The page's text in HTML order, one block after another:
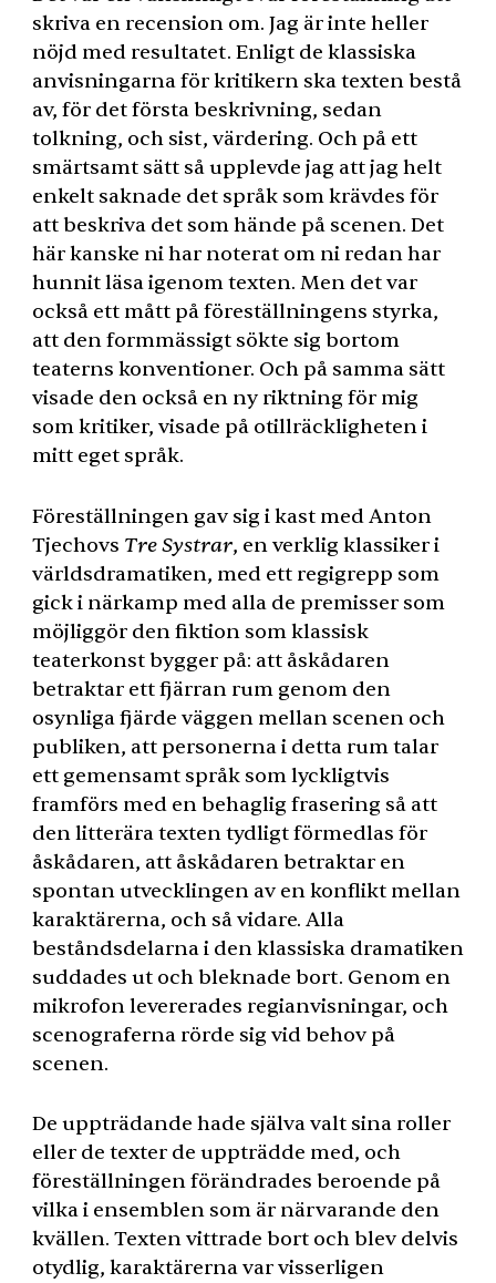
skriva en recension om. Jag är inte heller
nöjd med resultatet. Enligt de klassiska
anvisningarna för kritikern ska texten bestå
av, för det första beskrivning, sedan
tolkning, och sist, värdering. Och på ett
smärtsamt sätt så upplevde jag att jag helt
enkelt saknade det språk som krävdes för
att beskriva det som hände på scenen. Det
här kanske ni har noterat om ni redan har
hunnit läsa igenom texten. Men det var
också ett mått på föreställningens styrka,
att den formmässigt sökte sig bortom
teaterns konventioner. Och på samma sätt
visade den också en ny riktning för mig
som kritiker, visade på otillräckligheten i
mitt eget språk.
Föreställningen gav sig i kast med Anton
Tjechovs Tre Systrar, en verklig klassiker i
världsdramatiken, med ett regigrepp som
gick i närkamp med alla de premisser som
möjliggör den fiktion som klassisk
teaterkonst bygger på: att åskådaren
betraktar ett fjärran rum genom den
osynliga fjärde väggen mellan scenen och
publiken, att personerna i detta rum talar
ett gemensamt språk som lyckligtvis
framförs med en behaglig frasering så att
den litterära texten tydligt förmedlas för
åskådaren, att åskådaren betraktar en
spontan utvecklingen av en konflikt mellan
karaktärerna, och så vidare. Alla
beståndsdelarna i den klassiska dramatiken
suddades ut och bleknade bort. Genom en
mikrofon levererades regianvisningar, och
scenograferna rörde sig vid behov på
scenen.
De uppträdande hade själva valt sina roller
eller de texter de uppträdde med, och
föreställningen förändrades beroende på
vilka i ensemblen som är närvarande den
kvällen. Texten vittrade bort och blev delvis
otydlig, karaktärerna var visserligen